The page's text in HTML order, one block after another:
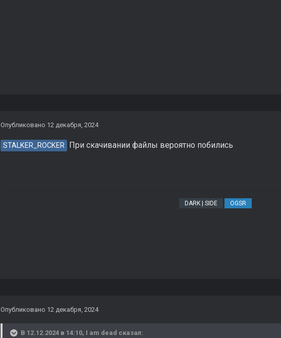
Опубликовано 12 декабря, 2024
STALKER_ROCKER При скачивании файлы вероятно побились
DARK | SIDE OGSR
Опубликовано 12 декабря, 2024
В 12.12.2024 в 14:10, I am dead сказал: